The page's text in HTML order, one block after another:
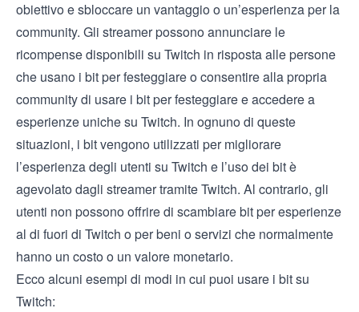
obiettivo e sbloccare un vantaggio o un’esperienza per la
community. Gli streamer possono annunciare le
ricompense disponibili su Twitch in risposta alle persone
che usano i bit per festeggiare o consentire alla propria
community di usare i bit per festeggiare e accedere a
esperienze uniche su Twitch. In ognuno di queste
situazioni, i bit vengono utilizzati per migliorare
l’esperienza degli utenti su Twitch e l’uso dei bit è
agevolato dagli streamer tramite Twitch. Al contrario, gli
utenti non possono offrire di scambiare bit per esperienze
al di fuori di Twitch o per beni o servizi che normalmente
hanno un costo o un valore monetario.
Ecco alcuni esempi di modi in cui puoi usare i bit su
Twitch: